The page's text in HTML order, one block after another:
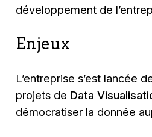
développement de
Enjeux
L’entreprise s’est lancée
projets de Data
démocratiser la donnée